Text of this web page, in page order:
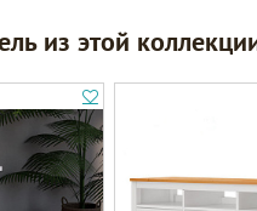
из этой